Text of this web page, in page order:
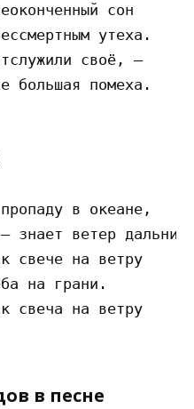
сон
утеха.
своё, –
большая помеха.
в океане,
знает ветер дальних
свече на ветру
на грани.
свеча на ветру
в песне